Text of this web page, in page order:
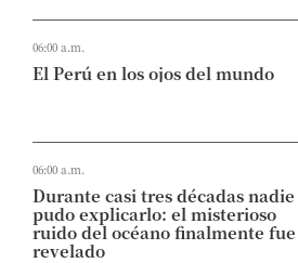
06:00 a.m.
El Perú en los ojos del mundo
06:00 a.m.
Durante casi tres décadas nadie
pudo explicarlo: el misterioso
ruido del océano finalmente fue
revelado